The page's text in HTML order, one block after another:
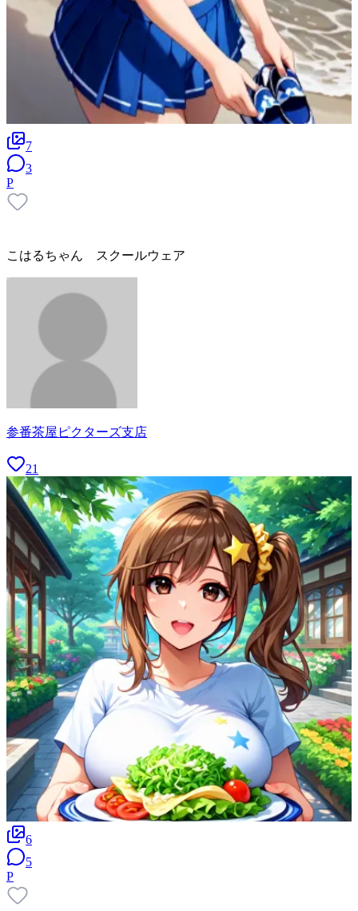
7
3
P
こはるちゃん スクールウェア
参番茶屋ピクターズ支店
21
6
5
P